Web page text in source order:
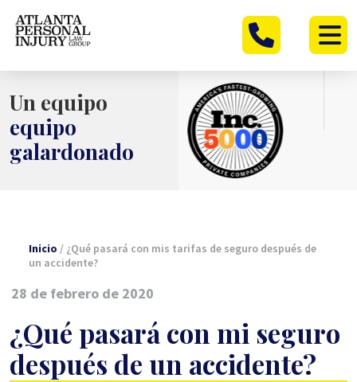
Un equipo
equipo
galardonado
Inicio / ¿Qué pasará con mis tarifas de seguro después de
un accidente?
28 de febrero de 2020
¿Qué pasará con mi seguro
después de un accidente?